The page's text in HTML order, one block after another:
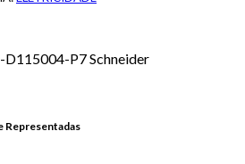
P7 Schneider
Representadas